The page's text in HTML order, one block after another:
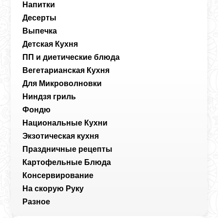
Напитки
Десерты
Выпечка
Детская Кухня
ПП и диетические блюда
Вегетарианская Кухня
Для Микроволновки
Ниндзя гриль
Фондю
Национальные Кухни
Экзотическая кухня
Праздничные рецепты
Картофельные Блюда
Консервирование
На скорую Руку
Разное